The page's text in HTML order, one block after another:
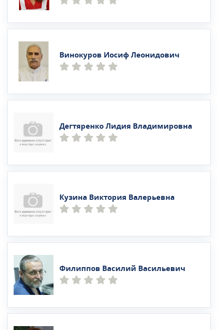
Винокуров Иосиф Леонидович
Дегтяренко Лидия Владимировна
Кузина Виктория Валерьевна
Филиппов Василий Васильевич